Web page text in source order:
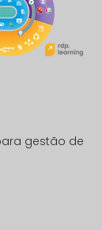
gestão de